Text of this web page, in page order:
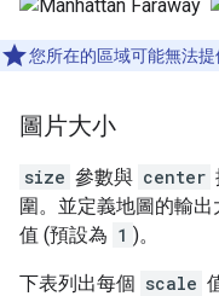
您所在的區域可能無法提
圖片大小
size 參數與 center
圍。並定義地圖的輸
值 (預設為 1 )。
下表列出每個 scale